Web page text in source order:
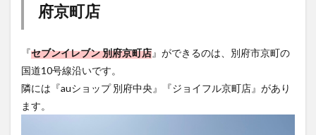
府京町店
『セブンイレブン 別府京町店』ができるのは、別府市京町の
国道10号線沿いです。
隣には『auショップ 別府中央』『ジョイフル京町店』があり
ます。